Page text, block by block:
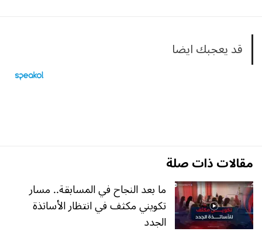
قد يعجبك ايضا
مقالات ذات صلة
ما بعد النجاح في المسابقة.. مسار
تكويني مكثف في انتظار الأساتذة
الجدد